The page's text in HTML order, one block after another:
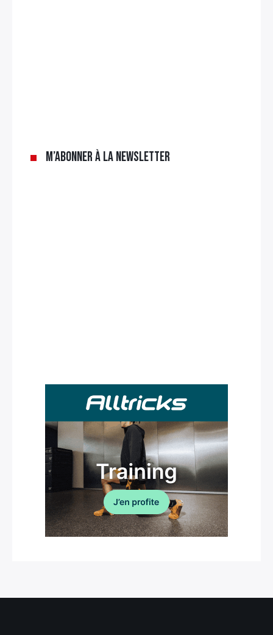
M’abonner à la newsletter